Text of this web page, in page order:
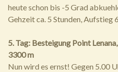
heute schon bis -5 Grad
Gehzeit ca. 5 Stunden, Aufstieg
5. Tag: Besteigung Point
3300 m
Nun wird es ernst! Gegen 5.00